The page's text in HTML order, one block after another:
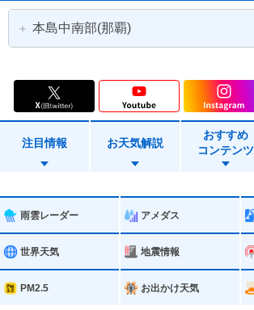
本島中南部(那覇)
浦添市 糸満市
沖縄市 豊見城市
読谷村
北谷町
中城村 西原町
注目情報 お天気解説
おすすめ
コンテンツ
雨雲レーダー アメダス
世界天気 地震情報
PM2.5 お出かけ天気